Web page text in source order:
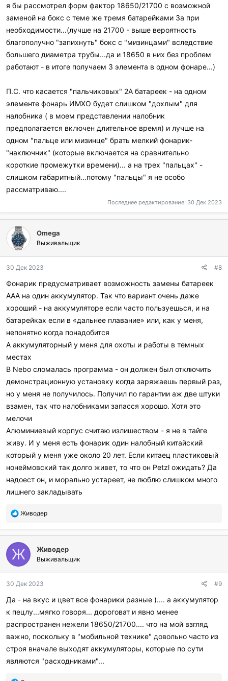
я бы рассмотрел форм фактор 18650/21700 с возможной
заменой на бокс с теме же тремя батарейками 3а при
необходимости...(лучше на 21700 - выше вероятность
благополучно "запихнуть" бокс с "мизинцами" вследствие
большего диаметра трубы...да и 18650 в них без проблем
работают - в итоге получаем 3 элемента в одном фонаре...)
П.С. что касается "пальчиковых" 2А батареек - на одном
элементе фонарь ИМХО будет слишком "дохлым" для
налобника ( в моем представлении налобник
предполагается включен длительное время) и лучше на
одном "пальце или мизинце" брать мелкий фонарик-
"наключник" (которые включается на сравнительно
короткие промежутки времени)... а на трех "пальцах" -
слишком габаритный...потому "пальцы" я не особо
рассматриваю....
Последнее редактирование: 30 Дек 2023
Omega
Выживальщик
30 Дек 2023 #8
Фонарик предусматривает возможность замены батареек
ААА на один аккумулятор. Так что вариант очень даже
хороший - на аккумуляторе если часто пользуешься, и на
батарейках если в «дальнее плавание» или, как у меня,
непонятно когда понадобится
А аккумуляторный у меня для охоты и работы в темных
местах
В Nebo сломалась программа - он должен был отключить
демонстрационную установку когда заряжаешь первый раз,
но у меня не получилось. Получил по гарантии аж две штуки
взамен, так что налобниками запасся хорошо. Хотя это
мелочи
Алюминиевый корпус считаю излишеством - я не в тайге
живу. И у меня есть фонарик один налобный китайский
который у меня уже около 20 лет. Если китаец пластиковый
нонеймовский так долго живет, то что он Petzl ожидать? Да
надоест он, и морально устареет, не люблю слишком много
лишнего закладывать
П
б
л
а
г
о
а
л
и
Живодер
Ж Живодер
Выживальщик
30 Дек 2023 #9
Да - на вкус и цвет все фонарики разные ).... а аккумулятор
к пецлу...мягко говоря... дороговат и явно менее
распространен нежели 18650/21700.... что на мой взгляд
важно, поскольку в "мобильной технике" довольно часто из
строя вначале выходят аккумуляторы, которые по сути
являются "расходниками"...